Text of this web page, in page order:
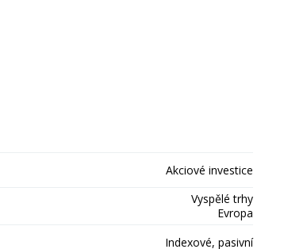
Akciové investice
Vyspělé trhy
Evropa
Indexové, pasivní